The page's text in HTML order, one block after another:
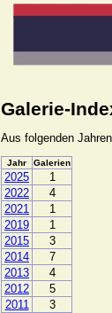
Galerie-
Aus folgenden
Jahr Galerien
2025
1
2022
4
2021
1
2019
1
2015
3
2014
7
2013
4
2012
5
2011
3